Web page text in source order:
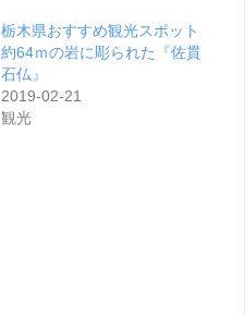
栃木県おすすめ観光スポット
約64ｍの岩に彫られた『佐貫
石仏』
2019-02-21
観光